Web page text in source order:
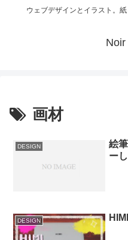
ウェブデザインとイラスト。
画材
DESIGN
絵
ー
DESIGN